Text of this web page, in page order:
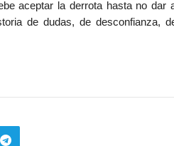
aceptar la derrota hasta no dar
de dudas, de desconfianza,